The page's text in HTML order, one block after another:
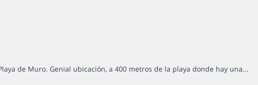
de Muro. Genial ubicación, a 400 metros de la playa donde hay una...